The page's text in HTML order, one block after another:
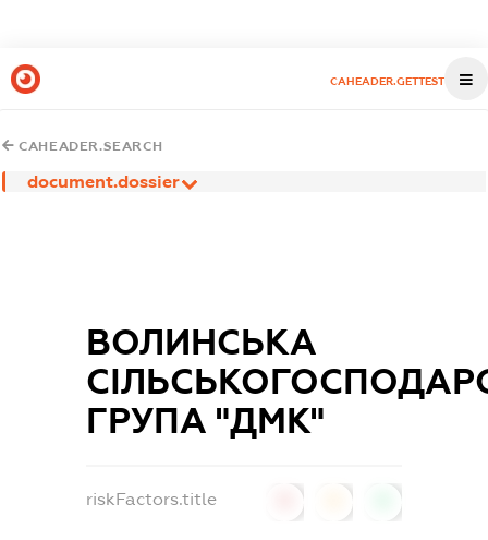
CAHEADER.GETTEST
CAHEADER.SEARCH
document.dossier
ВОЛИНСЬКА
ГРУПА "ДМК"
riskFactors.title